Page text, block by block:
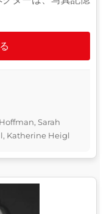
Sarah
Katherine Heigl